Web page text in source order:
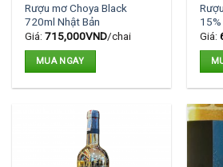
Rượu mơ Choya Black
720ml Nhật Bản
Giá: 715,000VND/chai
MUA NGAY
15%
Giá: